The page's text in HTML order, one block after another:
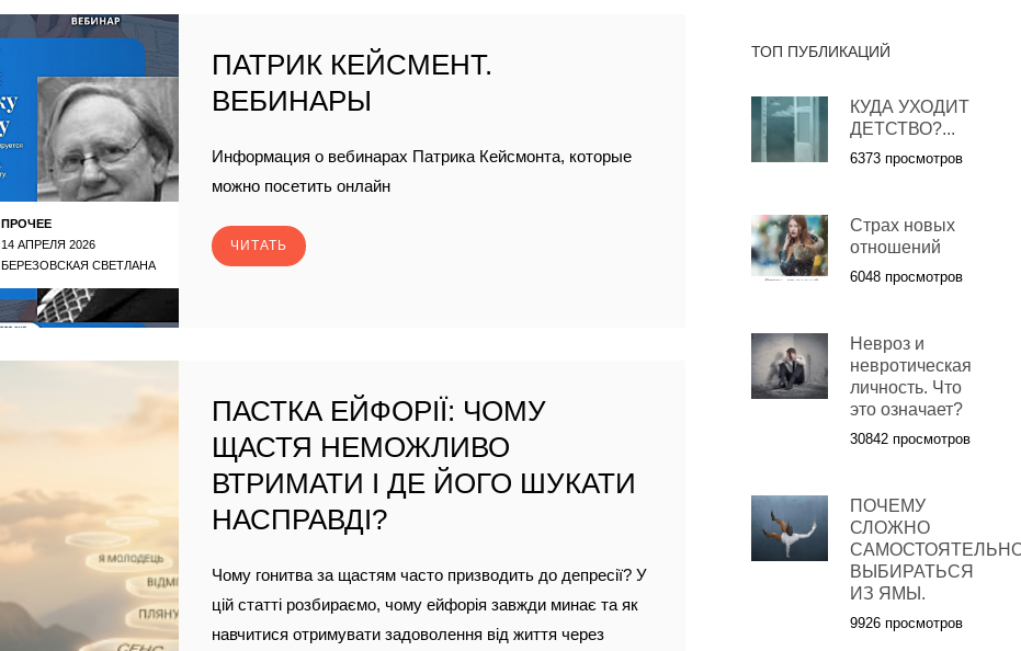
ПРОЧЕЕ
14 АПРЕЛЯ 2026
БЕРЕЗОВСКАЯ СВЕТЛАНА
ПАТРИК КЕЙСМЕНТ.
ВЕБИНАРЫ
Информация о вебинарах Патрика Кейсмонта, которые
можно посетить онлайн
ЧИТАТЬ
ПАСТКА ЕЙФОРІЇ: ЧОМУ
ЩАСТЯ НЕМОЖЛИВО
ВТРИМАТИ І ДЕ ЙОГО ШУКАТИ
НАСПРАВДІ?
Чому гонитва за щастям часто призводить до депресії? У
цій статті розбираємо, чому ейфорія завжди минає та як
навчитися отримувати задоволення від життя через
ТОП ПУБЛИКАЦИЙ
КУДА УХОДИТ
ДЕТСТВО?...
6373 просмотров
Страх новых
отношений
6048 просмотров
Невроз и
невротическая
личность. Что
это означает?
30842 просмотров
ПОЧЕМУ
СЛОЖНО
ВЫБИРАТЬСЯ
ИЗ ЯМЫ.
9926 просмотров